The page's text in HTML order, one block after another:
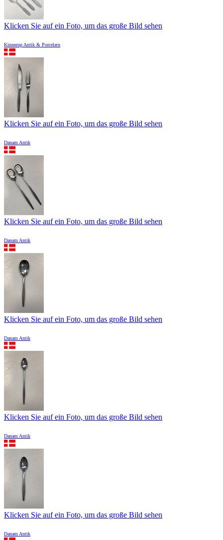
Klicken Sie auf ein Foto, um das große Bild sehen
Kinnerup Antik & Porcelæn
Klicken Sie auf ein Foto, um das große Bild sehen
Danam Antik
Klicken Sie auf ein Foto, um das große Bild sehen
Danam Antik
Klicken Sie auf ein Foto, um das große Bild sehen
Danam Antik
Klicken Sie auf ein Foto, um das große Bild sehen
Danam Antik
Klicken Sie auf ein Foto, um das große Bild sehen
Danam Antik